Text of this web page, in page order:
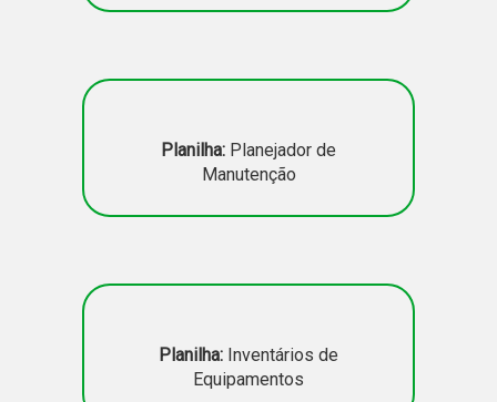
Planilha: Planejador de
Manutenção
Planilha: Inventários de
Equipamentos